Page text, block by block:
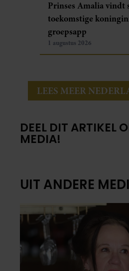
Prinses Amalia vindt
toekomstige
groepsapp
1 augustus 2026
LEES MEER
DEEL DIT ARTIKEL
MEDIA!
UIT ANDERE